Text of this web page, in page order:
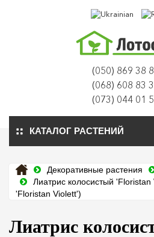
(050) 869 38
(068) 608 83
(073) 044 01
КАТАЛОГ РАСТЕНИЙ
Декоративные растения
Лиатрис колосистый
'Floristan Violett')
Лиатрис